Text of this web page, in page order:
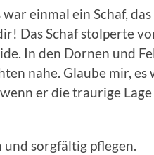
einmal ein Schaf, das
Das Schaf stolperte
In den Dornen und
nahe. Glaube mir, es
er die traurige Lage
sorgfältig pflegen.